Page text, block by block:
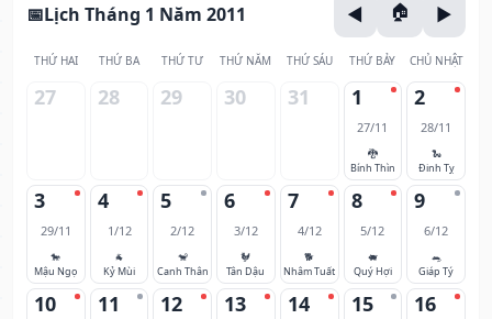
Lịch Tháng 1 Năm 2011
THỨ HAI THỨ BA THỨ TƯ THỨ NĂM THỨ SÁU THỨ BẢY CHỦ NHẬT
27 28 29 30 31 1
27/11
🐉
Bính Thìn
2
28/11
🐍
Đinh Tỵ
3
29/11
🐎
Mậu Ngọ
4
1/12
🐐
Kỷ Mùi
5
2/12
🐒
Canh Thân
6
3/12
🐓
Tân Dậu
7
4/12
🐕
Nhâm Tuất
8
5/12
🐖
Quý Hợi
9
6/12
🐀
Giáp Tý
10 11 12 13 14 15 16